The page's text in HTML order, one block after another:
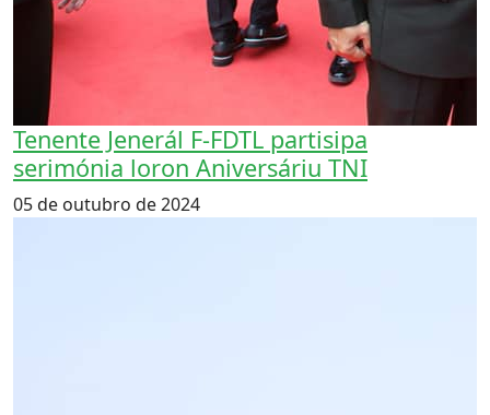
Tenente Jenerál F-FDTL partisipa
serimónia loron Aniversáriu TNI
05 de outubro de 2024